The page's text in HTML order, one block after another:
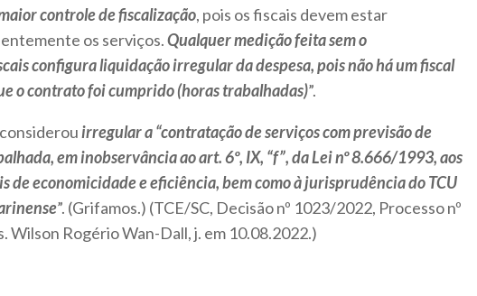
controle de fiscalização, pois os fiscais devem estar
os serviços.Qualquer medição feita sem o
configura liquidação irregular da despesa, pois não há um fiscal
o contrato foi cumprido (horas trabalhadas)”.
irregular a “contratação de serviços com previsão de
em inobservância ao art. 6º, IX, “f”, da Lei nº 8.666/1993, aos
de economicidade e eficiência, bem como à jurisprudência do TCU
”. (Grifamos.) (TCE/SC, Decisão nº 1023/2022, Processo nº
Wilson Rogério Wan-Dall, j. em 10.08.2022.)